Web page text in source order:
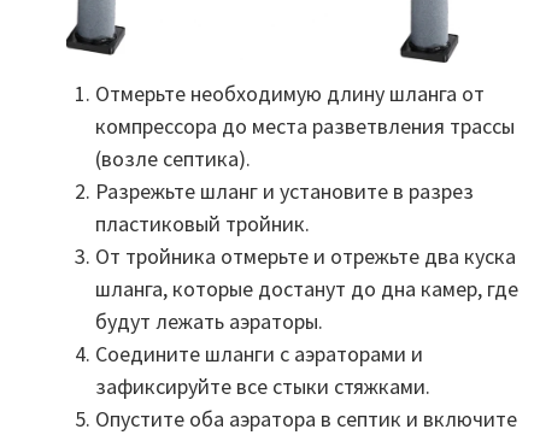
Отмерьте необходимую длину шланга от
компрессора до места разветвления трассы
(возле септика).
Разрежьте шланг и установите в разрез
пластиковый тройник.
От тройника отмерьте и отрежьте два куска
шланга, которые достанут до дна камер, где
будут лежать аэраторы.
Соедините шланги с аэраторами и
зафиксируйте все стыки стяжками.
Опустите оба аэратора в септик и включите